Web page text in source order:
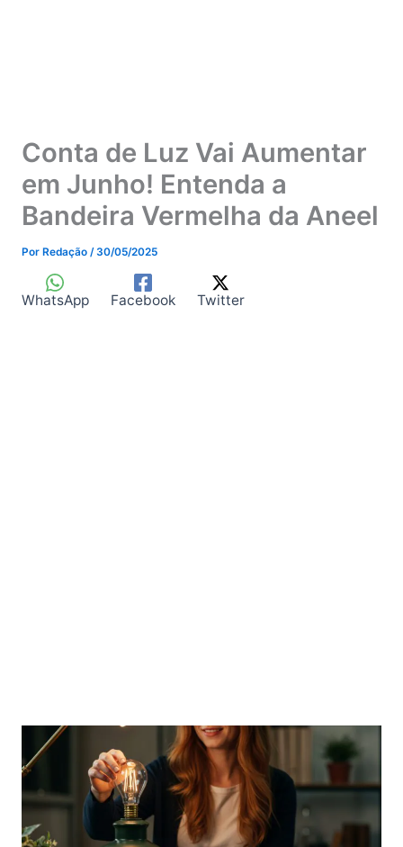
Conta de Luz Vai Aumentar
em Junho! Entenda a
Bandeira Vermelha da Aneel
Por Redação /30/05/2025
WhatsApp Facebook Twitter